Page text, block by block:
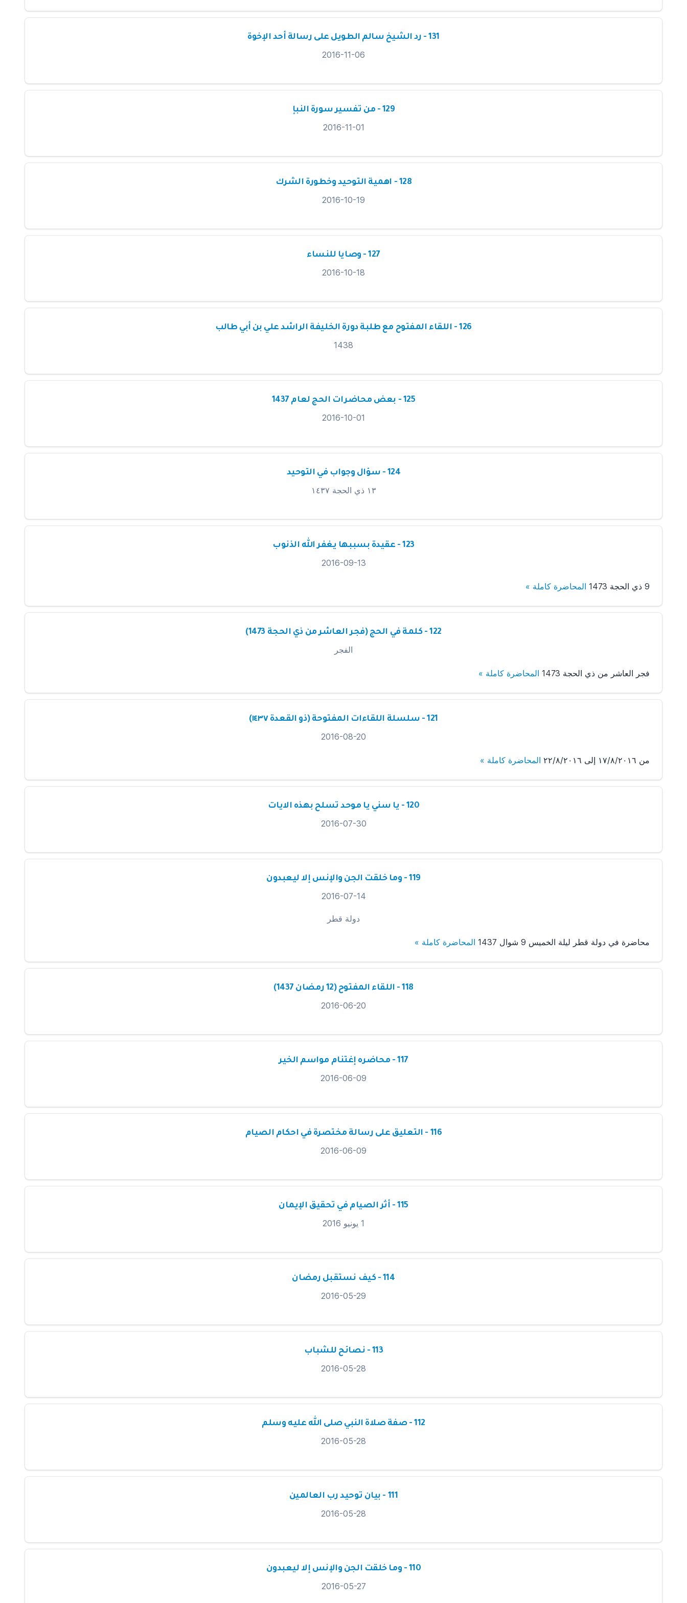
131 - رد الشيخ سالم الطويل على رسالة أحد الإخوة
2016-11-06
129 - من تفسير سورة النبإ
2016-11-01
128 - اهمية التوحيد وخطورة الشرك
2016-10-19
127 - وصايا للنساء
2016-10-18
126 - اللقاء المفتوح مع طلبة دورة الخليفة الراشد علي بن أبي طالب
1438
125 - بعض محاضرات الحج لعام 1437
2016-10-01
124 - سؤال وجواب في التوحيد
١٣ ذي الحجة ١٤٣٧
123 - عقيدة بسببها يغفر الله الذنوب
2016-09-13
9 ذي الحجة 1473 المحاضرة كاملة »
122 - كلمة في الحج (فجر العاشر من ذي الحجة 1473)
الفجر
فجر العاشر من ذي الحجة 1473 المحاضرة كاملة »
121 - سلسلة اللقاءات المفتوحة (ذو القعدة ١٤٣٧)
2016-08-20
من ١٧/٨/٢٠١٦ إلى ٢٢/٨/٢٠١٦ المحاضرة كاملة »
120 - يا سني يا موحد تسلح بهذه الايات
2016-07-30
119 - وما خلقت الجن والإنس إلا ليعبدون
2016-07-14
دولة قطر
محاضرة في دولة قطر ليلة الخميس 9 شوال 1437 المحاضرة كاملة »
118 - اللقاء المفتوح (12 رمضان 1437)
2016-06-20
117 - محاضره إغتنام مواسم الخير
2016-06-09
116 - التعليق على رسالة مختصرة في احكام الصيام
2016-06-09
115 - أثر الصيام في تحقيق الإيمان
1 يونيو 2016
114 - كيف نستقبل رمضان
2016-05-29
113 - نصائح للشباب
2016-05-28
112 - صفة صلاة النبي صلى الله عليه وسلم
2016-05-28
111 - بيان توحيد رب العالمين
2016-05-28
110 - وما خلقت الجن والإنس إلا ليعبدون
2016-05-27